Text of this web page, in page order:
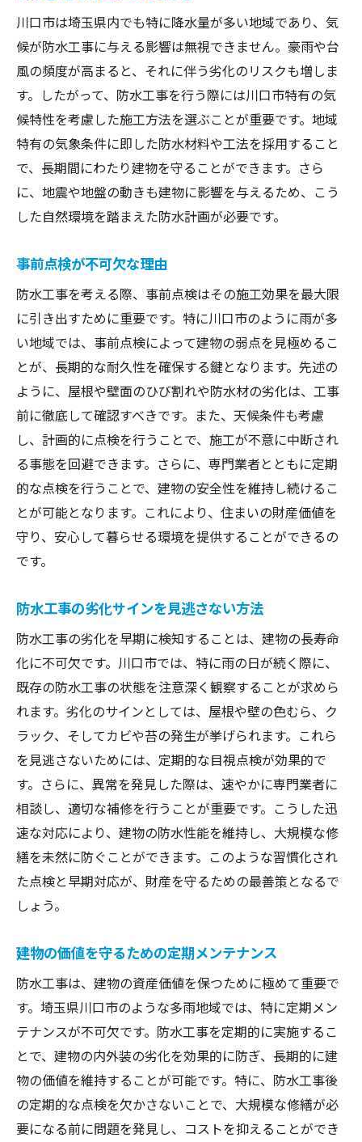
専門業者の診断を活用する方法
防水工事のタイミングが建物に与える影響
埼玉県川口市での防水工事事例から学ぶポイン
ト
成功事例に学ぶ防水工事の重要性
一般的な失敗例とその回避方法
地域特性に適した工法の選び方
住環境を改善する防水工事の工夫
成果を最大化するための事後チェック
住宅を守るための防水工事の耐久性と頻度
防水工事の耐久性を高めるポイント
長持ちする施工技術とは？
定期的なメンテナンスで寿命を延ばす方法
住宅の価値維持に必要な防水工事
防水工事のコストと長期的な節約効果
耐久性を左右する材料選びの重要性
防水工事の効果を最大化するための注意点
施工前に確認すべき重要ポイント
契約時の注意点と業者選び
トラブル発生時の適切な対応法
最新技術を取り入れた防水工事の利点
川口市で信頼できる防水工事業者の選び方
業者選びの基準とチェックポイント
信頼できる業者の見極め方
施工実績が示す信頼性
口コミと評判から見る業者選び
アフターサポートが充実した業者とは？
適正価格と高品質のバランス
防水工事による建物の寿命延命を図る方法
防水工事が建物寿命に与える影響
資産価値を高める定期的な工事の役割
予算内で実現する高品質工事
長期的な視点で見る防水工事の計画
防水工事がもたらす住環境改善の効果
川口市は埼玉県内でも特に降水量が多い地域であり、気
候が防水工事に与える影響は無視できません。豪雨や台
風の頻度が高まると、それに伴う劣化のリスクも増しま
す。したがって、防水工事を行う際には川口市特有の気
候特性を考慮した施工方法を選ぶことが重要です。地域
特有の気象条件に即した防水材料や工法を採用すること
で、長期間にわたり建物を守ることができます。さら
に、地震や地盤の動きも建物に影響を与えるため、こう
した自然環境を踏まえた防水計画が必要です。
事前点検が不可欠な理由
防水工事を考える際、事前点検はその施工効果を最大限
に引き出すために重要です。特に川口市のように雨が多
い地域では、事前点検によって建物の弱点を見極めるこ
とが、長期的な耐久性を確保する鍵となります。先述の
ように、屋根や壁面のひび割れや防水材の劣化は、工事
前に徹底して確認すべきです。また、天候条件も考慮
し、計画的に点検を行うことで、施工が不意に中断され
る事態を回避できます。さらに、専門業者とともに定期
的な点検を行うことで、建物の安全性を維持し続けるこ
とが可能となります。これにより、住まいの財産価値を
守り、安心して暮らせる環境を提供することができるの
です。
防水工事の劣化サインを見逃さない方法
防水工事の劣化を早期に検知することは、建物の長寿命
化に不可欠です。川口市では、特に雨の日が続く際に、
既存の防水工事の状態を注意深く観察することが求めら
れます。劣化のサインとしては、屋根や壁の色むら、ク
ラック、そしてカビや苔の発生が挙げられます。これら
を見逃さないためには、定期的な目視点検が効果的で
す。さらに、異常を発見した際は、速やかに専門業者に
相談し、適切な補修を行うことが重要です。こうした迅
速な対応により、建物の防水性能を維持し、大規模な修
繕を未然に防ぐことができます。このような習慣化され
た点検と早期対応が、財産を守るための最善策となるで
しょう。
建物の価値を守るための定期メンテナンス
防水工事は、建物の資産価値を保つために極めて重要で
す。埼玉県川口市のような多雨地域では、特に定期メン
テナンスが不可欠です。防水工事を定期的に実施するこ
とで、建物の内外装の劣化を効果的に防ぎ、長期的に建
物の価値を維持することが可能です。特に、防水工事後
の定期的な点検を欠かさないことで、大規模な修繕が必
要になる前に問題を発見し、コストを抑えることができ